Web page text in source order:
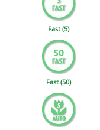
Fast (5)
Fast (50)